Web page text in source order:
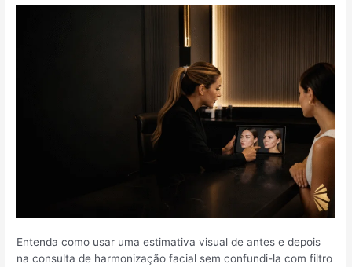
Entenda como usar uma estimativa visual de antes e depois
na consulta de harmonização facial sem confundi-la com filtro